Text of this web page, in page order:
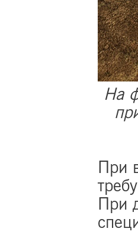
На
При
При